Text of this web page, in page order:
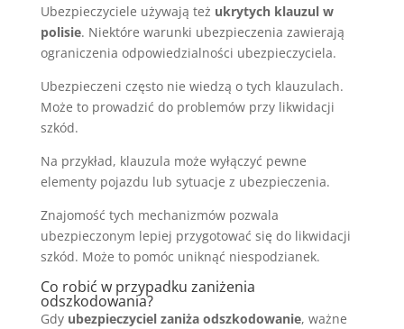
Ubezpieczyciele używają też ukrytych klauzul w
polisie. Niektóre warunki ubezpieczenia zawierają
ograniczenia odpowiedzialności ubezpieczyciela.
Ubezpieczeni często nie wiedzą o tych klauzulach.
Może to prowadzić do problemów przy likwidacji
szkód.
Na przykład, klauzula może wyłączyć pewne
elementy pojazdu lub sytuacje z ubezpieczenia.
Znajomość tych mechanizmów pozwala
ubezpieczonym lepiej przygotować się do likwidacji
szkód. Może to pomóc uniknąć niespodzianek.
Co robić w przypadku zaniżenia
odszkodowania?
Gdy ubezpieczyciel zaniża odszkodowanie, ważne